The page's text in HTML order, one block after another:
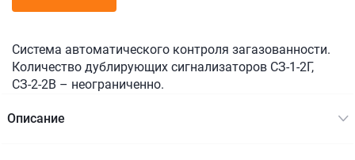
Система автоматического контроля загазованности.
Количество дублирующих сигнализаторов СЗ-1-2Г,
СЗ-2-2В – неограниченно.
Описание